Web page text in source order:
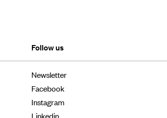
Follow us
Newsletter
Facebook
Instagram
Linkedin